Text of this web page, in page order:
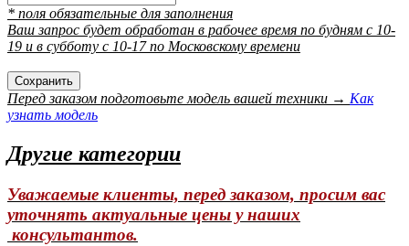
* поля обязательные для заполнения
Ваш запрос будет обработан в рабочее время по будням с 10-
19 и в субботу с 10-17 по Московскому времени
Перед заказом подготовьте модель вашей техники → Как
узнать модель
Другие категории
Уважаемые клиенты, перед заказом, просим вас
уточнять актуальные цены у наших
консультантов.